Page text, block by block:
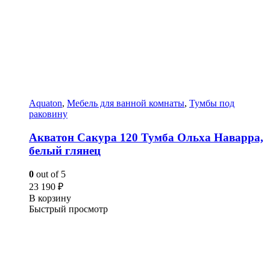
Aquaton, Мебель для ванной комнаты, Тумбы под
раковину
Акватон Сакура 120 Тумба Ольха Наварра,
белый глянец
0 out of 5
23 190 ₽
В корзину
Быстрый просмотр